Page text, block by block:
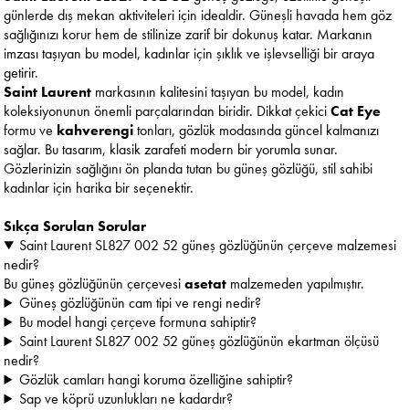
günlerde dış mekan aktiviteleri için idealdir. Güneşli havada hem göz
sağlığınızı korur hem de stilinize zarif bir dokunuş katar. Markanın
imzası taşıyan bu model, kadınlar için şıklık ve işlevselliği bir araya
getirir.
Saint Laurent markasının kalitesini taşıyan bu model, kadın
koleksiyonunun önemli parçalarından biridir. Dikkat çekiciCat Eye
formu ve kahverengitonları, gözlük modasında güncel kalmanızı
sağlar. Bu tasarım, klasik zarafeti modern bir yorumla sunar.
Gözlerinizin sağlığını ön planda tutan bu güneş gözlüğü, stil sahibi
kadınlar için harika bir seçenektir.
Sıkça Sorulan Sorular
Saint Laurent SL827 002 52 güneş gözlüğünün çerçeve malzemesi
nedir?
Bu güneş gözlüğünün çerçevesiasetat malzemeden yapılmıştır.
Güneş gözlüğünün cam tipi ve rengi nedir?
Bu model hangi çerçeve formuna sahiptir?
Saint Laurent SL827 002 52 güneş gözlüğünün ekartman ölçüsü
nedir?
Gözlük camları hangi koruma özelliğine sahiptir?
Sap ve köprü uzunlukları ne kadardır?